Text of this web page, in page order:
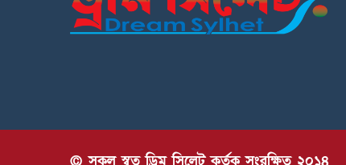
© সকল স্বত্ব ড্রিম সিলেট কর্তৃক সংরক্ষিত ২০১৪